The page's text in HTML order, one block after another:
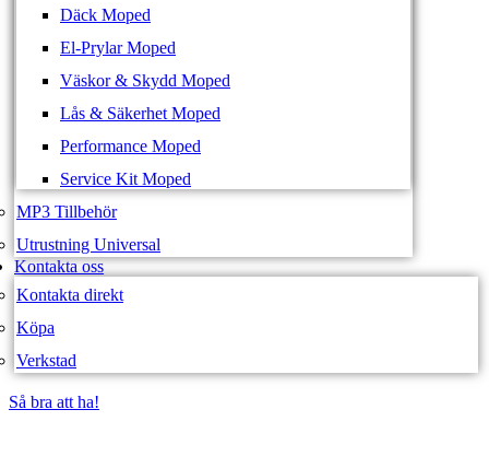
Däck Moped
El-Prylar Moped
Väskor & Skydd Moped
Lås & Säkerhet Moped
Performance Moped
Service Kit Moped
MP3 Tillbehör
Utrustning Universal
Kontakta oss
Kontakta direkt
Köpa
Verkstad
Så bra att ha!